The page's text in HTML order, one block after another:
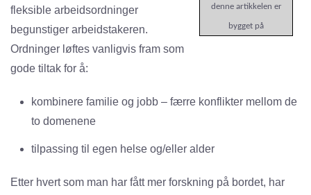
denne artikkelen er
bygget på
fleksible arbeidsordninger
begunstiger arbeidstakeren.
Ordninger løftes vanligvis fram som
gode tiltak for å:
kombinere familie og jobb – færre konflikter mellom de
to domenene
tilpassing til egen helse og/eller alder
Etter hvert som man har fått mer forskning på bordet, har